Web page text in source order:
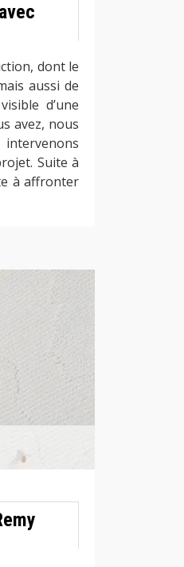
dont le
aussi de
d’une
avez, nous
Suite à
à affronter